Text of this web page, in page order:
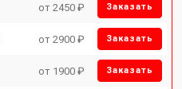
от 2450 ₽ Заказать
от 2900 ₽ Заказать
от 1900 ₽ Заказать